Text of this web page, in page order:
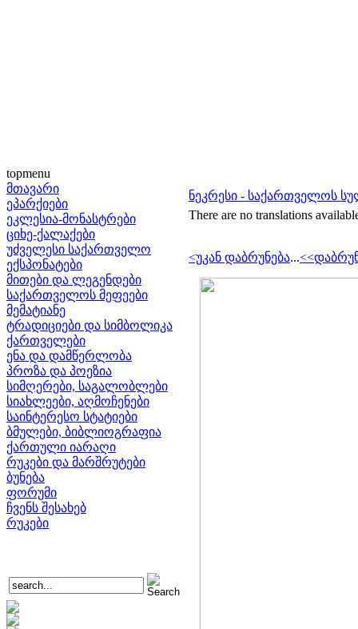
topmenu
მთავარი
ეპარქიები
ეკლესია-მონასტრები
ციხე-ქალაქები
უძველესი საქართველო
ექსპონატები
მითები და ლეგენდები
საქართველოს მეფეები
მემატიანე
ტრადიციები და სიმბოლიკა
ქართველები
ენა და დამწერლობა
პროზა და პოეზია
სიმღერები, საგალობლები
სიახლეები, აღმოჩენები
საინტერესო სტატიები
ბმულები, ბიბლიოგრაფია
ქართული იარაღი
რუკები და მარშრუტები
ბუნება
ფორუმი
ჩვენს შესახებ
რუკები
ნეკრესი - საქართველოს
There are no translations
<უკან დაბრუნება...